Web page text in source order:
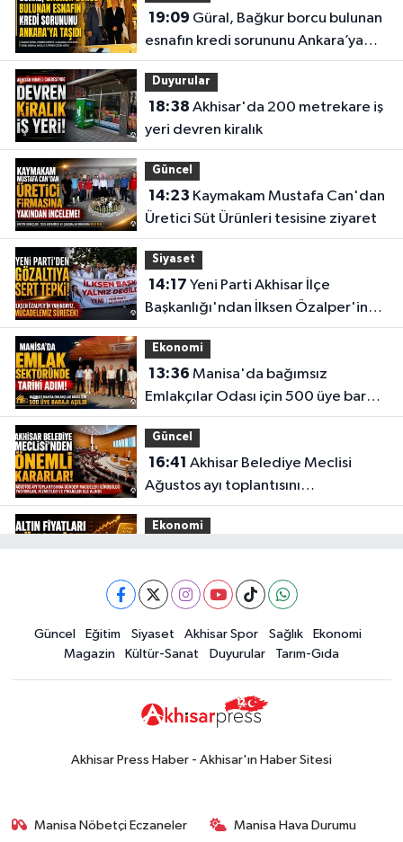
19:09
esnafın kredi sorununu Ankara’ya
taşıdı
Duyurular
18:38
yeri devren kiralık
Güncel
14:23
Üretici Süt Ürünleri tesisine ziyaret
Siyaset
14:17
Başkanlığı'ndan İlksen Özalper'in
gözaltına alınmasına tepki
Ekonomi
13:36
Emlakçılar Odası için 500 üye barajı
aşıldı
Güncel
16:41
Ağustos ayı toplantısını
gerçekleştirdi
Ekonomi
15:02Akhisar'da sıcak hava etkisini
sürdürüyor! İşte 5 günlük hava
Güncel
14:53
Güncel Eğitim Siyaset Akhisar Spor Sağlık
Ekonomi
Magazin
Kültür-Sanat Duyurular Tarım-Gıda
Akhisar Press Haber - Akhisar'ın Haber Sitesi
Manisa Nöbetçi Eczaneler Manisa Hava Durumu